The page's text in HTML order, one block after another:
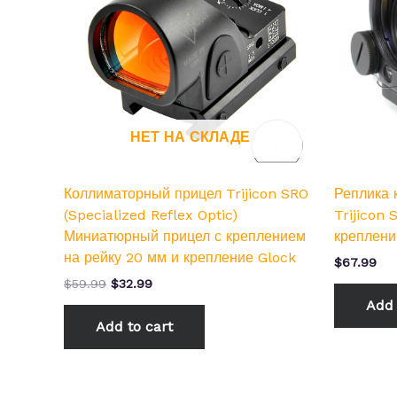
НЕТ НА СКЛАДЕ
Коллиматорный прицел Trijicon SRO
(Specialized Reflex Optic)
Миниатюрный прицел с креплением
на рейку 20 мм и крепление Glock
$59.99 $32.99
Add to cart
Реплика
Trijicon
$67.99